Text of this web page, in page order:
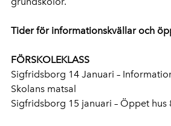
Tider för informationskvällar och
FÖRSKOLEKLASS
Sigfridsborg 14 Januari –
Skolans matsal
Sigfridsborg 15 januari – Öppet hus